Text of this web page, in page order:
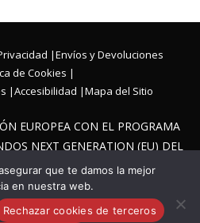
|Envíos y Devoluciones
de Cookies |
|Accesibilidad |Mapa del Sitio
EUROPEA CON EL PROGRAMA
NEXT GENERATION (EU) DEL
Y RESILIENCIA.
que te damos la mejor
en nuestra web.
Rechazar cookies de terceros